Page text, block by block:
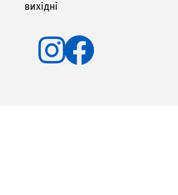
вихідні